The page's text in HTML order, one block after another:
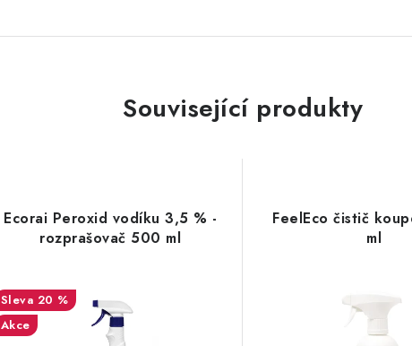
Související produkty
Ecorai Peroxid vodíku 3,5 % -
rozprašovač 500 ml
20 %
Akce
FeelEco čistič
ml